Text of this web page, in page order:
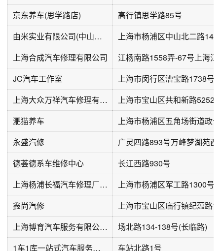
京东养车(思学路店)
高行镇思学路85号
由米实业有限公司(中山北二路店)
上海市杨浦区中山北二路141
上海合成汽车修理有限公司
江杨南路1558弄-67号上海江
JC汽车工作室
上海大众万祥汽车修理有限公司
上海市宝山区共和新路5252
淝猫养车
上海市杨浦区五角场街道政
永盛汽修
广灵四路893号万峰梦湖苑西
德荟德系车维修中心
长江西路930号
上海杨浦长福汽车修理厂有限公司
上海市杨浦区军工路1300号
鑫尚汽修
上海市宝山区庙行镇纪蕰路
上海博育汽车服务有限公司(场北路店)
场北路134-138号(长临路)
1车1库一站式汽车服务连锁(虹口店)
车站北路1号